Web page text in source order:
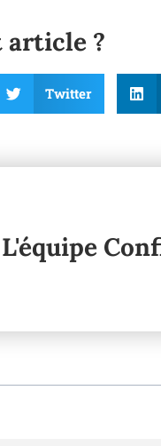
article ?
Twitter
L'équipe